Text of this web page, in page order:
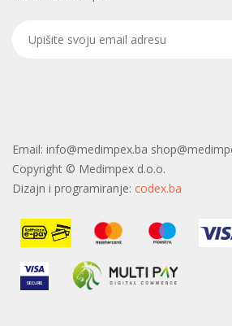
Email: info@medimpex.ba
Copyright © Medimpex d.o.o.
Dizajn i programiranje: codex.ba